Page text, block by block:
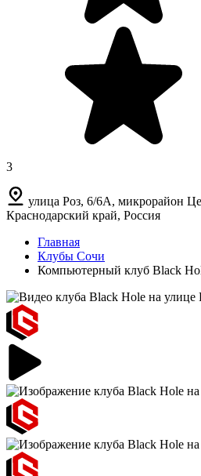
3
улица Роз, 6/6А, микрорайон
Краснодарский край, Россия
Главная
Клубы Сочи
Компьютерный клуб Black